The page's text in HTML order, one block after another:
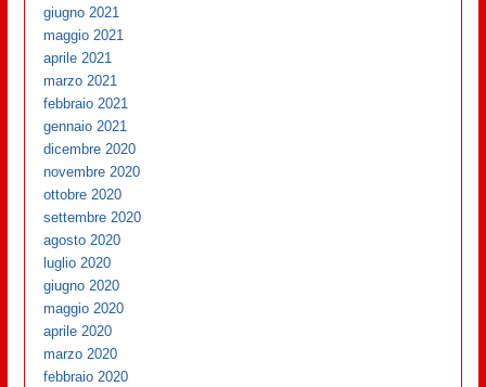
giugno 2021
maggio 2021
aprile 2021
marzo 2021
febbraio 2021
gennaio 2021
dicembre 2020
novembre 2020
ottobre 2020
settembre 2020
agosto 2020
luglio 2020
giugno 2020
maggio 2020
aprile 2020
marzo 2020
febbraio 2020